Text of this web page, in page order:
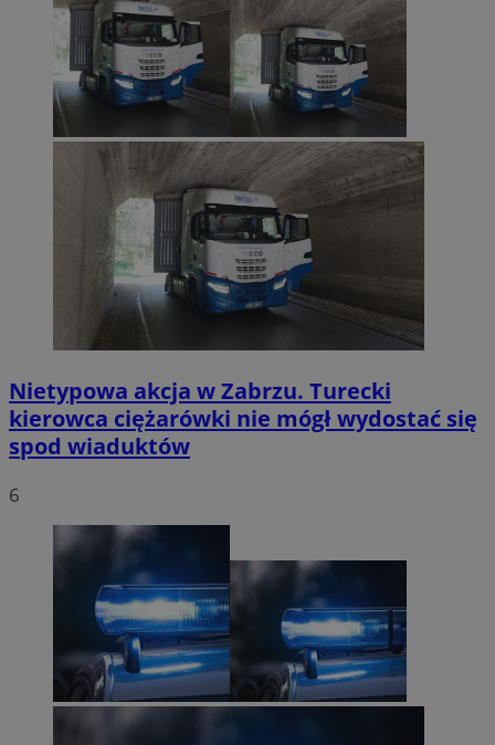
Nietypowa akcja w Zabrzu. Turecki
kierowca ciężarówki nie mógł wydostać się
spod wiaduktów
6